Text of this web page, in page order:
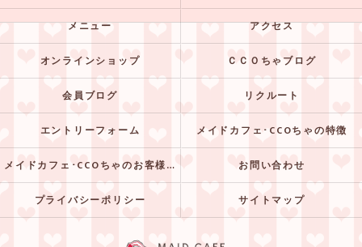
メニュー アクセス
オンラインショップ ＣＣＯちゃブログ
会員ブログ リクルート
エントリーフォーム メイドカフェ･CCOちゃの特徴
メイドカフェ･CCOちゃのお客様の声 お問い合わせ
プライバシーポリシー サイトマップ